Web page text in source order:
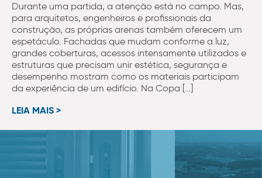
Durante uma partida, a atenção está no campo. Mas,
para arquitetos, engenheiros e profissionais da
construção, as próprias arenas também oferecem um
espetáculo. Fachadas que mudam conforme a luz,
grandes coberturas, acessos intensamente utilizados e
estruturas que precisam unir estética, segurança e
desempenho mostram como os materiais participam
da experiência de um edifício. Na Copa […]
LEIA MAIS >